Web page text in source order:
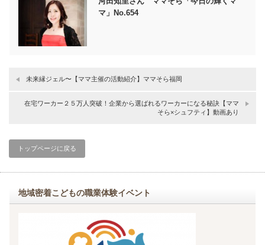
マ」No.654
未来縁ジェル〜【ママ主催の活動紹介】ママそら福岡
在宅ワーカー２５万人突破！企業から選ばれるワーカーになる秘訣【ママ
そら×シュフティ】動画あり
トップページに戻る
地域密着こどもの職業体験イベント